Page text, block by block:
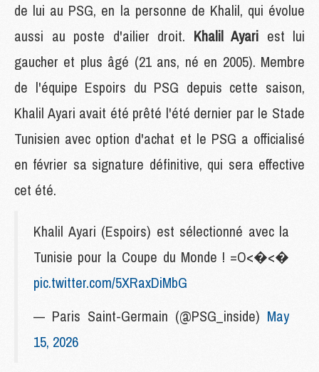
de lui au PSG, en la personne de Khalil, qui évolue
aussi au poste d'ailier droit. Khalil Ayari est lui
gaucher et plus âgé (21 ans, né en 2005). Membre
de l'équipe Espoirs du PSG depuis cette saison,
Khalil Ayari avait été prêté l'été dernier par le Stade
Tunisien avec option d'achat et le PSG a officialisé
en février sa signature définitive, qui sera effective
cet été.
Khalil Ayari (Espoirs) est sélectionné avec la
Tunisie pour la Coupe du Monde ! =O<�<�
pic.twitter.com/5XRaxDiMbG
— Paris Saint-Germain (@PSG_inside) May
15, 2026